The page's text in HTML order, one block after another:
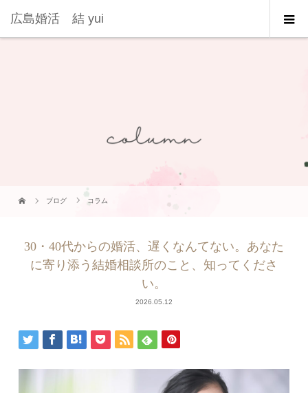
広島婚活 結 yui
ブログ コラム
30・40代からの婚活、遅くなんてない。あなた
に寄り添う結婚相談所のこと、知ってくださ
い。
2026.05.12